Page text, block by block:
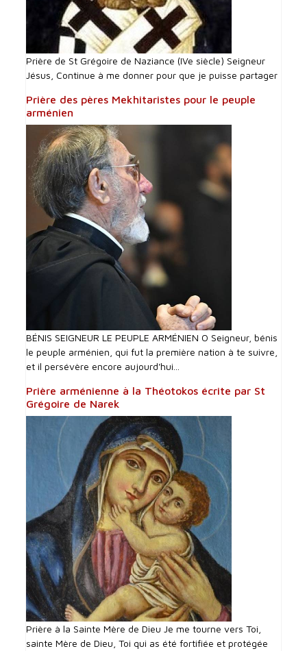
Prière de St Grégoire de Naziance (IVe siècle) Seigneur
Jésus, Continue à me donner pour que je puisse partager
Prière des pères Mekhitaristes pour le peuple
arménien
BÉNIS SEIGNEUR LE PEUPLE ARMÉNIEN O Seigneur, bénis
le peuple arménien, qui fut la première nation à te suivre,
et il persévère encore aujourd'hui...
Prière arménienne à la Théotokos écrite par St
Grégoire de Narek
Prière à la Sainte Mère de Dieu Je me tourne vers Toi,
sainte Mère de Dieu, Toi qui as été fortifiée et protégée